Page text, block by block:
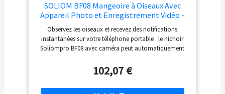
SOLIOM BF08 Mangeoire à Oiseaux Avec
Appareil Photo et Enregistrement Vidéo -
Caméra WiFi et Distributeur Automatique
de Nourriture Pour l'Arrière-Cour
Observez les oiseaux et recevez des notifications
instantanées sur votre téléphone portable : le nichoir
Soliompro BF08 avec caméra peut automatiquement
distributeur automatique de mangeoires pour oiseaux.
Vous recevrez des notifications instantanées en direct
avec des instantanés haute résolution via l'application
102,07 €